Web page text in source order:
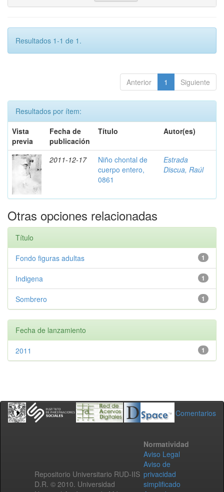
Resultados 1-1 de 1.
Anterior 1 Siguiente
Resultados por ítem:
Vista
previa
Fecha de
publicación
Título Autor(es)
2011-12-17
Niño chontal de
cuerpo entero,
0861
Estrada
Discua, Raúl
Otras opciones relacionadas
Título
1
Fondo figuras adultas
1
Indigena
1
Sombrero
Fecha de lanzamiento
1
2011
Comentarios
Repositorio Universitario RUD-IIS
D.R. © 2010. Universidad
Normatividad
Aviso Legal
Aviso de
privacidad
simplificado